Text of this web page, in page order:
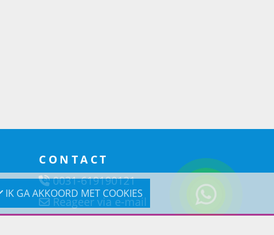
IK GA AKKOORD MET COOKIES
CONTACT
0031-619190121
Reageer via e-mail